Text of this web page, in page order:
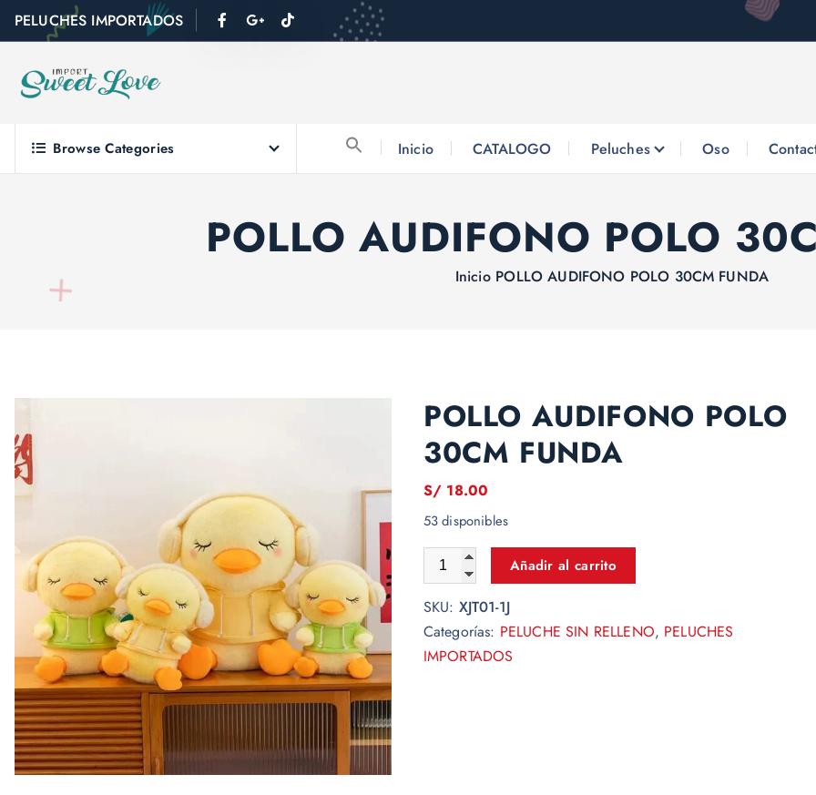
PELUCHES IMPORTADOS
Browse Categories Inicio CATALOGO Peluches Oso
POLLO AUDIFONO POLO
Inicio POLLO AUDIFONO POLO 30CM FUNDA
POLLO AUDIFONO POLO
30CM FUNDA
S/ 18.00
53 disponibles
Añadir al carrito
SKU: XJT01-1J
Categorías: PELUCHE SIN RELLENO, PELUCHES
IMPORTADOS